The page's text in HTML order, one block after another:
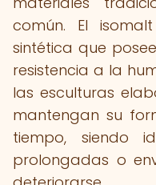
común. El
sintética que
resistencia a la
las esculturas
mantengan su
tiempo, siendo
prolongadas o